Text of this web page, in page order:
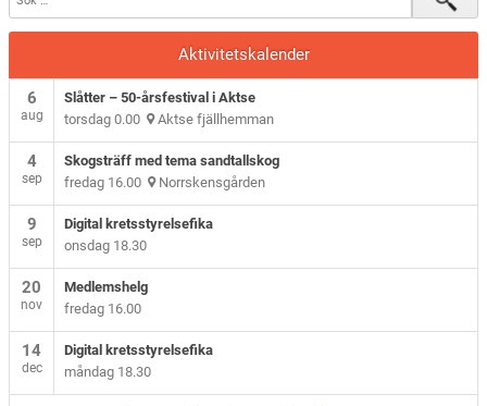
Aktivitetskalender
6
aug
Slåtter – 50-årsfestival i Aktse
torsdag 0.00 Aktse fjällhemman
4
sep
Skogsträff med tema sandtallskog
fredag 16.00 Norrskensgården
9
sep
Digital kretsstyrelsefika
onsdag 18.30
20
nov
Medlemshelg
fredag 16.00
14
dec
Digital kretsstyrelsefika
måndag 18.30